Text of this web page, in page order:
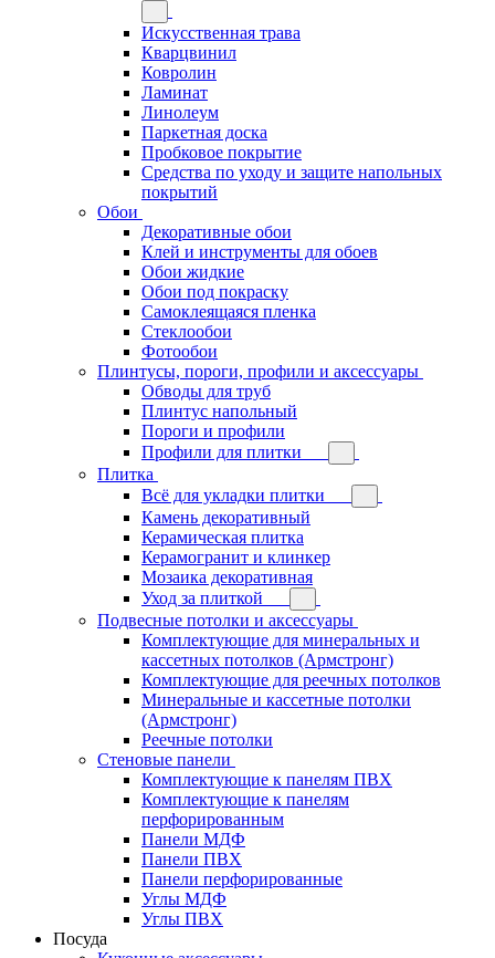
Искусственная трава
Кварцвинил
Ковролин
Ламинат
Линолеум
Паркетная доска
Пробковое покрытие
Средства по уходу и защите напольных
покрытий
Обои
Декоративные обои
Клей и инструменты для обоев
Обои жидкие
Обои под покраску
Самоклеящаяся пленка
Стеклообои
Фотообои
Плинтусы, пороги, профили и аксессуары
Обводы для труб
Плинтус напольный
Пороги и профили
Профили для плитки
Плитка
Всё для укладки плитки
Камень декоративный
Керамическая плитка
Керамогранит и клинкер
Мозаика декоративная
Уход за плиткой
Подвесные потолки и аксессуары
Комплектующие для минеральных и
кассетных потолков (Армстронг)
Комплектующие для реечных потолков
Минеральные и кассетные потолки
(Армстронг)
Реечные потолки
Стеновые панели
Комплектующие к панелям ПВХ
Комплектующие к панелям
перфорированным
Панели МДФ
Панели ПВХ
Панели перфорированные
Углы МДФ
Углы ПВХ
Посуда